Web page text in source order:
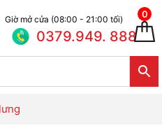
Giờ mở cửa (08:00 - 21:00 tối)
0379.949. 888
0